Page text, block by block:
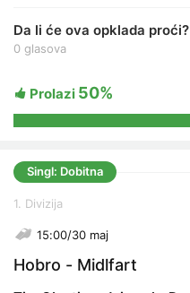
Da li će ova opklada proći?
0 glasova
Prolazi 50%
Singl: Dobitna
1. Divizija
15:00/30 maj
Hobro - Midlfart